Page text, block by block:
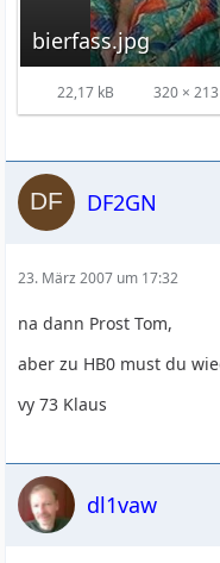
bierfass.jpg
22,17 kB 320 × 213
DF2GN
23. März 2007 um 17:32
na dann Prost Tom,
aber zu HB0 must du
vy 73 Klaus
dl1vaw